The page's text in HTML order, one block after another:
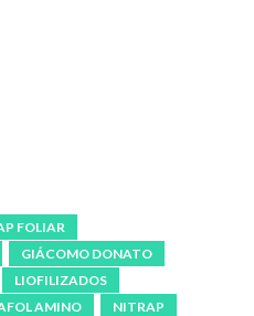
FOLIAR
GIÁCOMO DONATO
LIOFILIZADOS
AMINO
NITRAP